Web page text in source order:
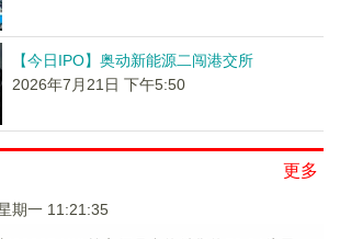
【今日IPO】奥动新能源二闯港交所
2026年7月21日 下午5:50
更多
期一 11:21:35